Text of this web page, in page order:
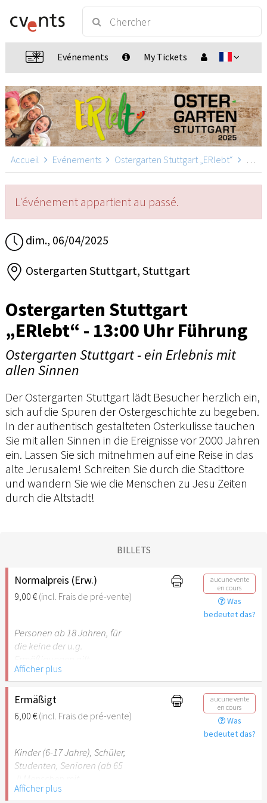
Evénements My Tickets
Accueil Evénements Ostergarten Stuttgart „ERlebt“
L'événement appartient au passé.
dim., 06/04/2025
Ostergarten Stuttgart, Stuttgart
Ostergarten Stuttgart
„ERlebt“ - 13:00 Uhr Führung
Ostergarten Stuttgart - ein Erlebnis mit
allen Sinnen
Der Ostergarten Stuttgart lädt Besucher herzlich ein,
sich auf die Spuren der Ostergeschichte zu begeben.
In der authentisch gestalteten Osterkulisse tauchen
Sie mit allen Sinnen in die Ereignisse vor 2000 Jahren
ein. Lassen Sie sich mitnehmen auf eine Reise in das
alte Jerusalem! Schreiten Sie durch die Stadttore
und wandern Sie wie die Menschen zu Jesu Zeiten
durch die Altstadt!
BILLETS
Normalpreis (Erw.)
9,00 €(incl. Frais de pré-vente)
aucune vente
en cours
Was
bedeutet das?
Personen ab 18 Jahren, für
die keine der u.g.
Afficher plus
Ermäßigt
6,00 €(incl. Frais de pré-vente)
aucune vente
en cours
Was
bedeutet das?
Kinder (6-17 Jahre), Schüler,
Studenten, Senioren (ab 65
Behinderung (ab 50%),
Afficher plus